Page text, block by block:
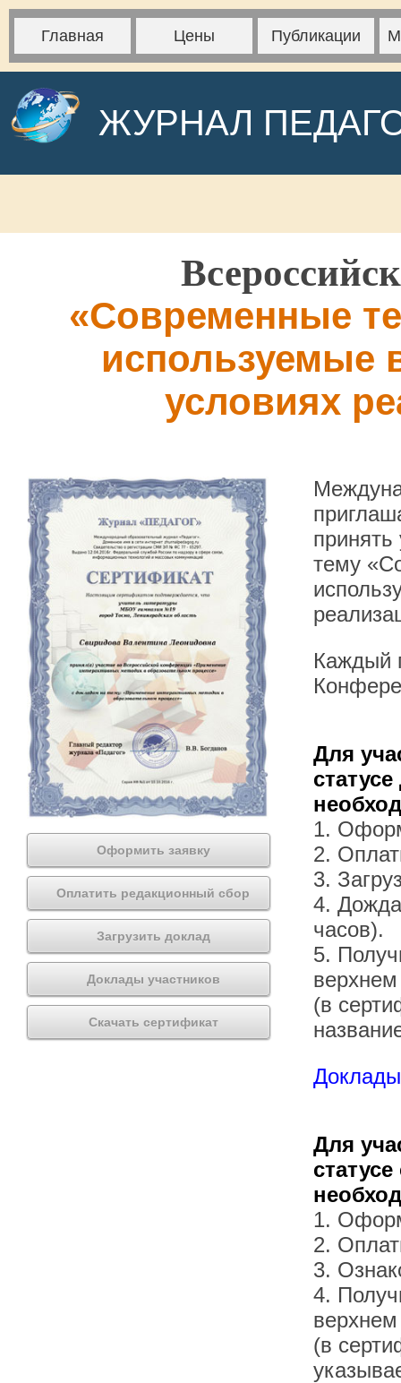
Главная Цены Публикации
ЖУРНАЛ
«Современные
используемые
условиях
Оформить заявку
Оплатить редакционный сбор
Загрузить доклад
Доклады участников
Скачать сертификат
тему
Каждый
Для
1.
2.
3.
4.
часов).
5.
(в
Для
1.
2.
3.
4.
(в